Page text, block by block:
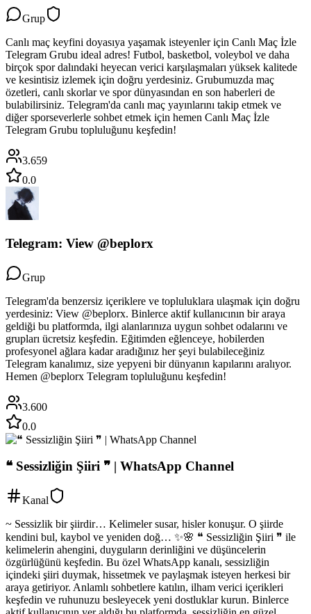
Grup
Canlı maç keyfini doyasıya yaşamak isteyenler için Canlı Maç İzle
Telegram Grubu ideal adres! Futbol, basketbol, voleybol ve daha
birçok spor dalındaki heyecan verici karşılaşmaları yüksek kalitede
ve kesintisiz izlemek için doğru yerdesiniz. Grubumuzda maç
özetleri, canlı skorlar ve spor dünyasından en son haberleri de
bulabilirsiniz. Telegram'da canlı maç yayınlarını takip etmek ve
diğer sporseverlerle sohbet etmek için hemen Canlı Maç İzle
Telegram Grubu topluluğunu keşfedin!
3.659
0.0
Telegram: View @beplorx
Grup
Telegram'da benzersiz içeriklere ve topluluklara ulaşmak için doğru
yerdesiniz: View @beplorx. Binlerce aktif kullanıcının bir araya
geldiği bu platformda, ilgi alanlarınıza uygun sohbet odalarını ve
grupları ücretsiz keşfedin. Eğitimden eğlenceye, hobilerden
profesyonel ağlara kadar aradığınız her şeyi bulabileceğiniz
Telegram kanalımız, size yepyeni bir dünyanın kapılarını aralıyor.
Hemen @beplorx Telegram topluluğunu keşfedin!
3.600
0.0
❝ Sessizliğin Şiiri ❞ | WhatsApp Channel
Kanal
~ Sessizlik bir şiirdir… Kelimeler susar, hisler konuşur. O şiirde
kendini bul, kaybol ve yeniden doğ… ✨️🌸 ❝ Sessizliğin Şiiri ❞ ile
kelimelerin ahengini, duyguların derinliğini ve düşüncelerin
özgürlüğünü keşfedin. Bu özel WhatsApp kanalı, sessizliğin
içindeki şiiri duymak, hissetmek ve paylaşmak isteyen herkesi bir
araya getiriyor. Anlamlı sohbetlere katılın, ilham verici içerikleri
keşfedin ve ruhunuzu besleyecek yeni dostluklar kurun. Binlerce